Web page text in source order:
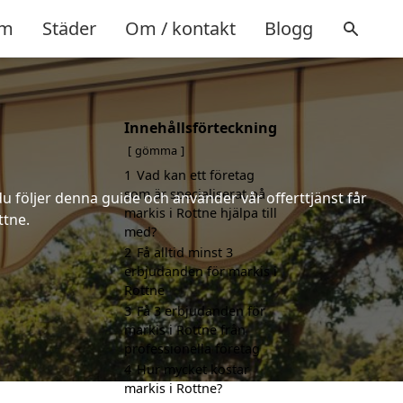
Städer Om / kontakt Blogg
följer denna guide och använder vår offerttjänst får
Innehållsförteckning
gömma
1 Vad kan ett företag
som är specialiserat på
markis i Rottne hjälpa till
med?
2 Få alltid minst 3
erbjudanden för markis i
Rottne
3 Få 3 erbjudanden för
markis i Rottne från
professionella företag
4 Hur mycket kostar
markis i Rottne?